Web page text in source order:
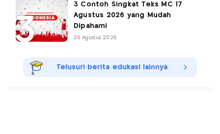
3 Contoh Singkat Teks MC 17
Agustus 2026 yang Mudah
Dipahami
06 Agustus 2026
Telusuri berita edukasi lainnya